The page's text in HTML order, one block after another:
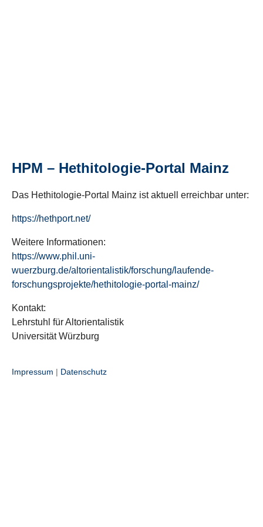
HPM – Hethitologie-Portal Mainz
Das Hethitologie-Portal Mainz ist aktuell erreichbar unter:
https://hethport.net/
Weitere Informationen:
https://www.phil.uni-
wuerzburg.de/altorientalistik/forschung/laufende-
forschungsprojekte/hethitologie-portal-mainz/
Kontakt:
Lehrstuhl für Altorientalistik
Universität Würzburg
Impressum | Datenschutz